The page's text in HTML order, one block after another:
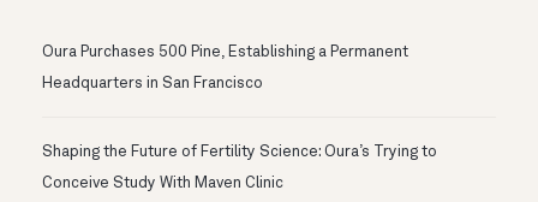
Oura Purchases 500 Pine, Establishing a Permanent
Headquarters in San Francisco
Shaping the Future of Fertility Science: Oura’s Trying to
Conceive Study With Maven Clinic